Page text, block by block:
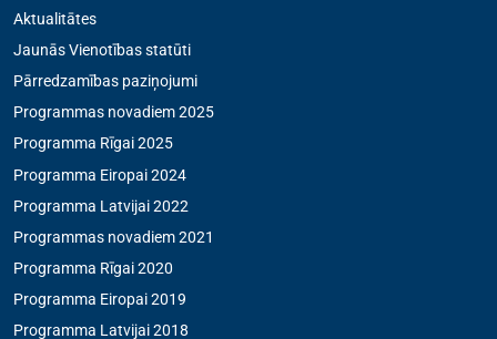
Aktualitātes
Jaunās Vienotības statūti
Pārredzamības paziņojumi
Programmas novadiem 2025
Programma Rīgai 2025
Programma Eiropai 2024
Programma Latvijai 2022
Programmas novadiem 2021
Programma Rīgai 2020
Programma Eiropai 2019
Programma Latvijai 2018